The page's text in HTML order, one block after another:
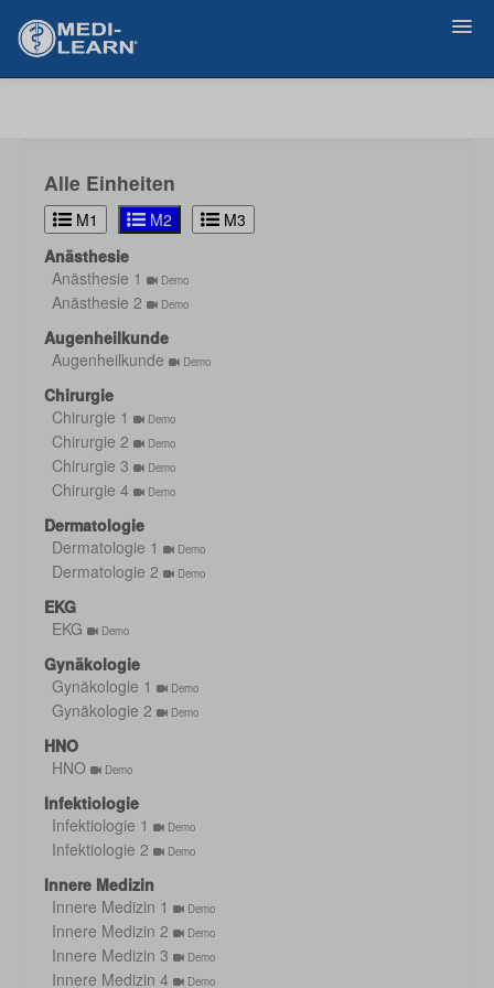
Alle Einheiten
M1 M2
M3
Anästhesie
Anästhesie 1
Demo
Anästhesie 2 Demo
Augenheilkunde
Augenheilkunde
Demo
Chirurgie
Chirurgie 1
Demo
Chirurgie 2 Demo
Chirurgie 3 Demo
Chirurgie 4 Demo
Dermatologie
Dermatologie 1
Demo
Dermatologie 2 Demo
EKG
EKG
Demo
Gynäkologie
Gynäkologie 1
Demo
Gynäkologie 2 Demo
HNO
HNO
Demo
Infektiologie
Infektiologie 1
Demo
Infektiologie 2 Demo
Innere Medizin
Innere Medizin 1
Demo
Innere Medizin 2 Demo
Innere Medizin 3 Demo
Innere Medizin 4 Demo